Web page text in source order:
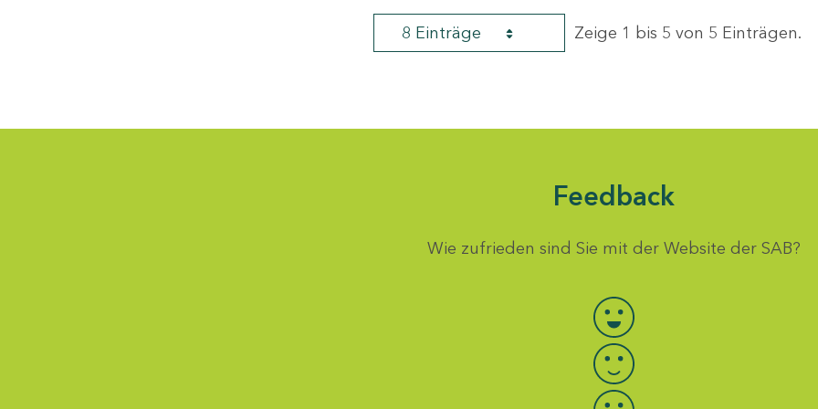
8 Einträge Zeige 1 bis 5 von 5 Einträgen.
Feedback
Wie zufrieden sind Sie mit der Website der SAB?
Bewertung auswählen